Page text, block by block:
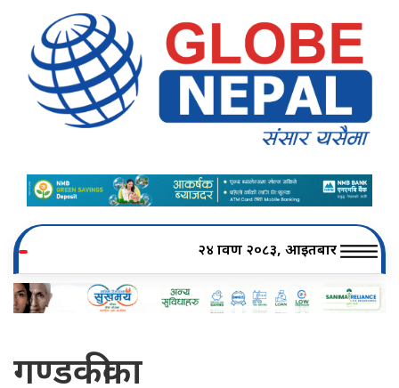
२४ श्रावण २०८३, आइतबार
गण्डकीका